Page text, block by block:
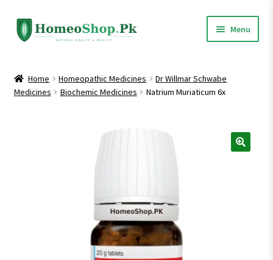
Skip
to
Skip
to
Menu
Shop All
child
menu
Home Homeopathic Medicines
Dr Willmar Schwabe
Medicines
Biochemic Medicines Natrium Muriaticum 6x